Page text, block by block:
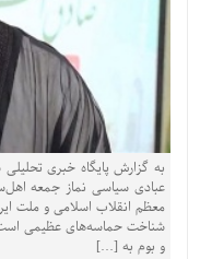
به گزارش پایگاه خبری
عبادی سیاسی نماز جمعه
معظم انقلاب اسلامی و ملت
شناخت حماسه‌های عظیمی است
و بوم به […]